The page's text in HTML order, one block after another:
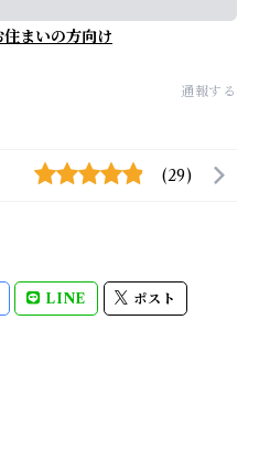
まいの方向け
通報する
(29)
LINE ポスト